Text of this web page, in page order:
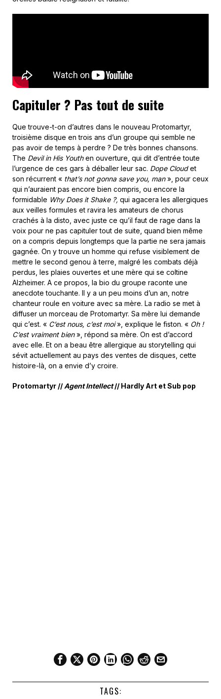
Capituler ? Pas tout de suite
Que trouve-t-on d’autres dans le nouveau Protomartyr,
troisième disque en trois ans d’un groupe qui semble ne
pas avoir de temps à perdre ? De très bonnes chansons.
The Devil in His Youthen ouverture, qui dit d’entrée toute
l’urgence de ces gars à déballer leur sac. Dope Cloudet
son récurrent « that’s not gonna save you, man», pour ceux
qui n’auraient pas encore bien compris, ou encore la
formidable Why Does it Shake ?, qui agacera les allergiques
aux veilles formules et ravira les amateurs de chorus
crachés à la disto, avec juste ce qu’il faut de rage dans la
voix pour ne pas capituler tout de suite, quand bien même
on a compris depuis longtemps que la partie ne sera jamais
gagnée. On y trouve un homme qui refuse visiblement de
mettre le second genou à terre, malgré les combats déjà
perdus, les plaies ouvertes et une mère qui se coltine
Alzheimer. A ce propos, la bio du groupe raconte une
anecdote touchante. Il y a un peu moins d’un an, notre
chanteur roule en voiture avec sa mère. La radio se met à
diffuser un morceau de Protomartyr. Sa mère lui demande
qui c’est. « C’est nous, c’est moi», explique le fiston. « Oh !
C’est vraiment bien», répond sa mère. On est d’accord
avec elle. Et on a beau être allergique au storytelling qui
sévit actuellement au pays des ventes de disques, cette
histoire-là, on a envie d’y croire.
Protomartyr // Agent Intellect// Hardly Art et Sub pop
TAGS: